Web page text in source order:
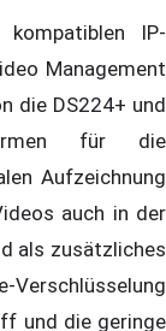
IP-
Management
die DS224+ und
für die
Aufzeichnung
auch in der
als zusätzliches
und die geringe